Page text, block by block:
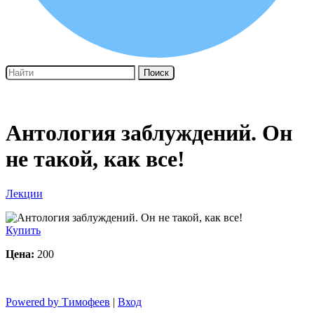
Поиск
Антология заблуждений. Он
не такой, как все!
Лекции
Купить
Цена: 200
Powered by Тимофеев | Вход